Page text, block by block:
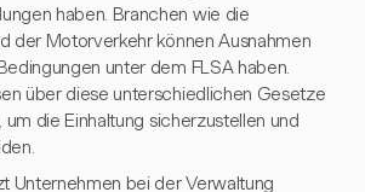
haben. Branchen wie die
der Motorverkehr können Ausnahmen
unter dem FLSA haben.
über diese unterschiedlichen Gesetze
die Einhaltung sicherzustellen und
Unternehmen bei der Verwaltung